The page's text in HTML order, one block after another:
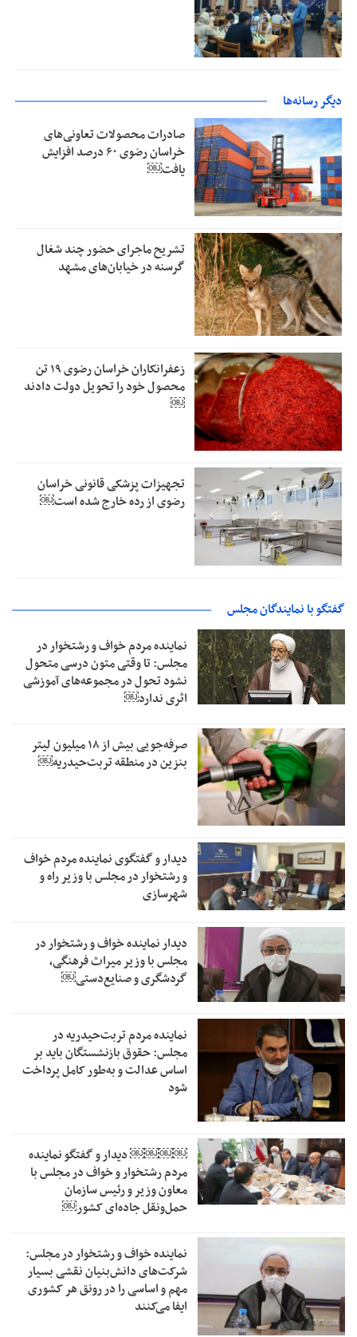
دیگر رسانه‌ها
صادرات محصولات تعاونی‌های
خراسان رضوی ۶۰ درصد افزایش
یافت￼
تشریح ماجرای حضور چند شغال
گرسنه در خیابان‌های مشهد
زعفرانکاران خراسان رضوی ۱۹ تن
محصول خود را تحویل دولت دادند
￼
تجهیزات پزشکی قانونی خراسان
رضوی از رده خارج شده است￼
گفتگو با نمایندگان مجلس
نماینده مردم خواف و رشتخوار در
مجلس: تا وقتی متون درسی متحول
نشود تحول در مجموعه‌های آموزشی
اثری ندارد￼
صرفه‌جویی بیش از ۱۸ میلیون لیتر
بنزین در منطقه تربت‌حیدریه￼
دیدار و گفتگوی نماینده مردم خواف
و رشتخوار در مجلس با وزیر راه و
شهرسازی
دیدار نماینده خواف و رشتخوار در
مجلس با وزیر میراث فرهنگی،
گردشگری و صنایع‌دستی￼
نماینده مردم تربت‌حیدریه در
مجلس: حقوق بازنشستگان باید بر
اساس عدالت و به‌طور کامل پرداخت
شود
￼￼￼￼‏ دیدار و گفتگو نماینده
مردم رشتخوار و خواف در مجلس با
معاون وزیر و رئیس سازمان
حمل‌ونقل جاده‌ای کشور￼
نماینده خواف و رشتخوار در مجلس:
شرکت‌های دانش‌بنیان نقشی بسیار
مهم و اساسی را در رونق هر کشوری
ایفا می‌کنند